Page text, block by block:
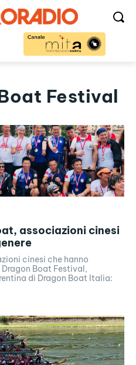
Festival
associazioni cinesi
cinesi che hanno
Boat Festival,
di Dragon Boat Italia: